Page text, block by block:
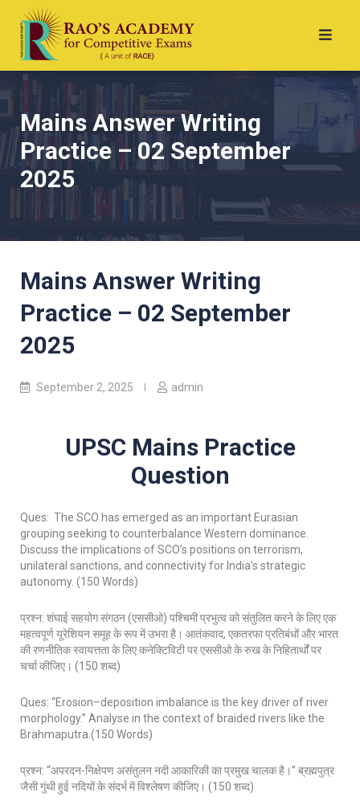
Mains Answer Writing
Practice – 02 September
2025
Mains Answer Writing
Practice – 02 September
2025
September 2, 2025 admin
UPSC Mains Practice
Question
Ques: The SCO has emerged as an important Eurasian
grouping seeking to counterbalance Western dominance.
Discuss the implications of SCO’s positions on terrorism,
unilateral sanctions, and connectivity for India’s strategic
autonomy. (150 Words)
प्रश्न: शंघाई सहयोग संगठन (एससीओ) पश्चिमी प्रभुत्व को संतुलित करने के लिए एक
महत्वपूर्ण यूरेशियन समूह के रूप में उभरा है। आतंकवाद, एकतरफा प्रतिबंधों और भारत
की रणनीतिक स्वायत्तता के लिए कनेक्टिविटी पर एससीओ के रुख के निहितार्थों पर
चर्चा कीजिए। (150 शब्द)
Ques: “Erosion–deposition imbalance is the key driver of river
morphology.” Analyse in the context of braided rivers like the
Brahmaputra.(150 Words)
प्रश्न: “अपरदन-निक्षेपण असंतुलन नदी आकारिकी का प्रमुख चालक है।” ब्रह्मपुत्र
जैसी गुंथी हुई नदियों के संदर्भ में विश्लेषण कीजिए। (150 शब्द)